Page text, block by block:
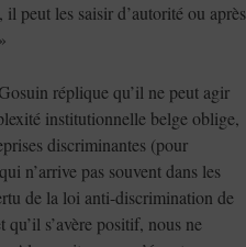
peut les saisir d’autorité ou après
réplique qu’il ne peut agir
institutionnelle belge oblige,
discriminantes (pour
n’arrive pas souvent dans les
de la loi anti-discrimination de
s’avère positif, nous ne